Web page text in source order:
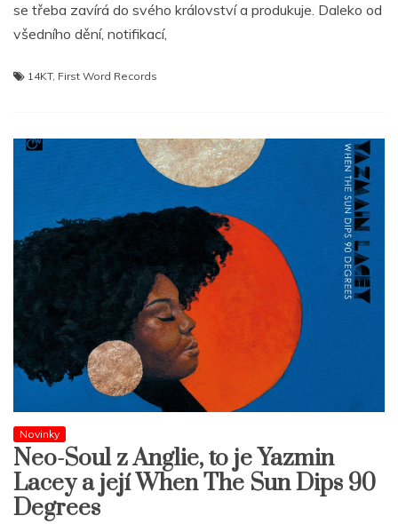
se třeba zavírá do svého království a produkuje. Daleko od
všedního dění, notifikací,
14KT, First Word Records
Novinky
Neo-Soul z Anglie, to je Yazmin
Lacey a její When The Sun Dips 90
Degrees